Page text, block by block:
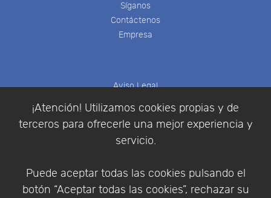
¡Atención! Utilizamos cookies propias y de
terceros para ofrecerle una mejor experiencia y
servicio.
Puede aceptar todas las cookies pulsando el
botón “Aceptar todas las cookies”, rechazar su
Síganos
Contáctenos
Empresa
Aviso Legal
Política de Privacidad
Condiciones de compra
Identificarse